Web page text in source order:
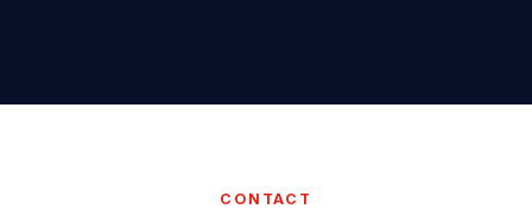
CONTACT